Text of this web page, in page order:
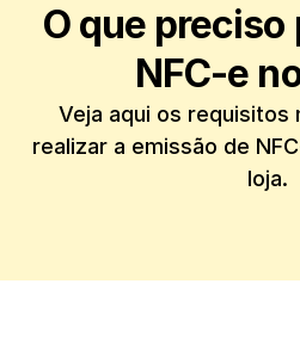
O que
NFC-e
Veja aqui os requisitos
realizar a emissão de
loja.